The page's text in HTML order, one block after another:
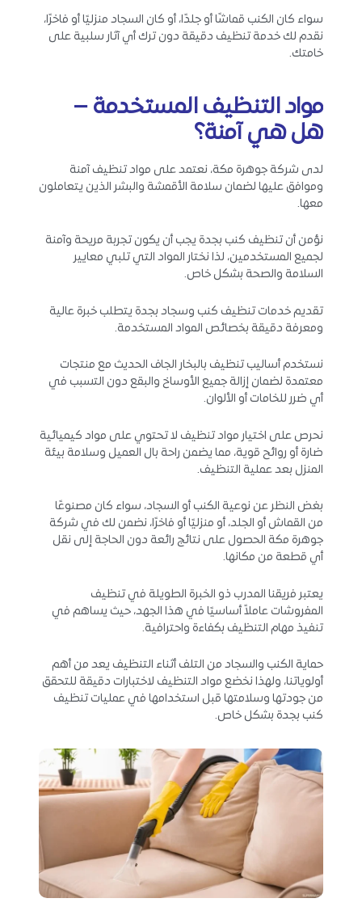
سواء كان الكنب قماشًا أو جلدًا، أو كان السجاد منزليًا أو فاخرًا،
نقدم لك خدمة تنظيف دقيقة دون ترك أي آثار سلبية على
خامتك.
مواد التنظيف المستخدمة –
هل هي آمنة؟
لدى شركة جوهرة مكة، نعتمد على مواد تنظيف آمنة
وموافق عليها لضمان سلامة الأقمشة والبشر الذين يتعاملون
معها.
نؤمن أن تنظيف كنب بجدة يجب أن يكون تجربة مريحة وآمنة
لجميع المستخدمين، لذا نختار المواد التي تلبي معايير
السلامة والصحة بشكل خاص.
تقديم خدمات تنظيف كنب وسجاد بجدة يتطلب خبرة عالية
ومعرفة دقيقة بخصائص المواد المستخدمة.
نستخدم أساليب تنظيف بالبخار الجاف الحديث مع منتجات
معتمدة لضمان إزالة جميع الأوساخ والبقع دون التسبب في
أي ضرر للخامات أو الألوان.
نحرص على اختيار مواد تنظيف لا تحتوي على مواد كيميائية
ضارة أو روائح قوية، مما يضمن راحة بال العميل وسلامة بيئة
المنزل بعد عملية التنظيف.
بغض النظر عن نوعية الكنب أو السجاد، سواء كان مصنوعًا
من القماش أو الجلد، أو منزليًا أو فاخرًا، نضمن لك في شركة
جوهرة مكة الحصول على نتائج رائعة دون الحاجة إلى نقل
أي قطعة من مكانها.
يعتبر فريقنا المدرب ذو الخبرة الطويلة في تنظيف
المفروشات عاملاً أساسيًا في هذا الجهد، حيث يساهم في
تنفيذ مهام التنظيف بكفاءة واحترافية.
حماية الكنب والسجاد من التلف أثناء التنظيف يعد من أهم
أولوياتنا، ولهذا نخضع مواد التنظيف لاختبارات دقيقة للتحقق
من جودتها وسلامتها قبل استخدامها في عمليات تنظيف
كنب بجدة بشكل خاص.